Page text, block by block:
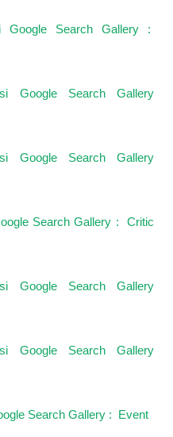
Google Search Gallery :
Google Search Gallery
Google Search Gallery
Search Gallery : Critic
Google Search Gallery
Google Search Gallery
Search Gallery : Event